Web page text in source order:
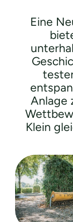
Eine
Anlage
Klein